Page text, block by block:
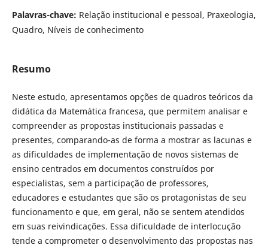
Palavras-chave: Relação institucional e pessoal, Praxeologia,
Quadro, Níveis de conhecimento
Resumo
Neste estudo, apresentamos opções de quadros teóricos da
didática da Matemática francesa, que permitem analisar e
compreender as propostas institucionais passadas e
presentes, comparando-as de forma a mostrar as lacunas e
as dificuldades de implementação de novos sistemas de
ensino centrados em documentos construídos por
especialistas, sem a participação de professores,
educadores e estudantes que são os protagonistas de seu
funcionamento e que, em geral, não se sentem atendidos
em suas reivindicações. Essa dificuldade de interlocução
tende a comprometer o desenvolvimento das propostas nas